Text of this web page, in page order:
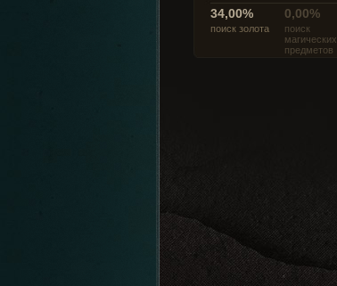
34,00%
поиск золота
0,00%
поиск
магических
предметов